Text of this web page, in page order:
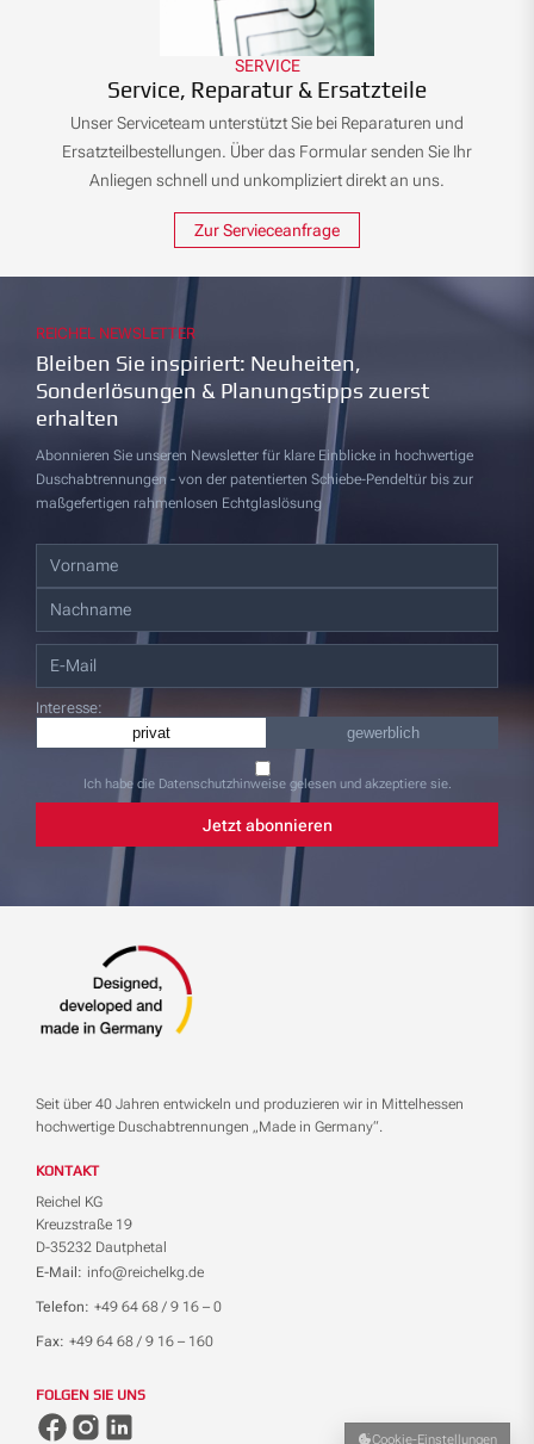
SERVICE
Service, Reparatur & Ersatzteile
Unser Serviceteam unterstützt Sie bei Reparaturen und
Ersatzteilbestellungen. Über das Formular senden Sie Ihr
Anliegen schnell und unkompliziert direkt an uns.
Zur Servieceanfrage
REICHEL NEWSLETTER
Bleiben Sie inspiriert: Neuheiten,
Sonderlösungen & Planungstipps zuerst
erhalten
Abonnieren Sie unseren Newsletter für klare Einblicke in hochwertige
Duschabtrennungen - von der patentierten Schiebe-Pendeltür bis zur
maßgefertigen rahmenlosen Echtglaslösung
Interesse:
privat
gewerblich
Ich habe die Datenschutzhinweise gelesen und akzeptiere sie.
Jetzt abonnieren
Seit über 40 Jahren entwickeln und produzieren wir in Mittelhessen
hochwertige Duschabtrennungen „Made in Germany“.
KONTAKT
Reichel KG
Kreuzstraße 19
D-35232 Dautphetal
E-Mail: info@reichelkg.de
Telefon: +49 64 68 / 9 16 – 0
Fax: +49 64 68 / 9 16 – 160
FOLGEN SIE UNS
Cookie-Einstellungen